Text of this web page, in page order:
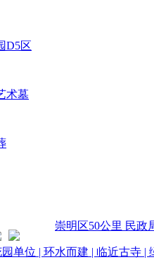
D5区
术墓
崇明区50公里 民政
单位 | 环水而建 | 临近古寺 |